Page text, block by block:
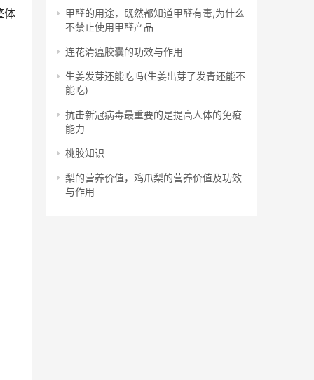
体
甲醛的用途，既然都知道甲醛有毒,为什么
不禁止使用甲醛产品
连花清瘟胶囊的功效与作用
生姜发芽还能吃吗(生姜出芽了发青还能不
能吃)
抗击新冠病毒最重要的是提高人体的免疫
能力
桃胶知识
梨的营养价值，鸡爪梨的营养价值及功效
与作用